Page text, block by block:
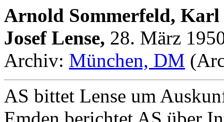
Arnold Sommerfeld,
Josef Lense, 28. März
Archiv: München, DM
AS bittet Lense um